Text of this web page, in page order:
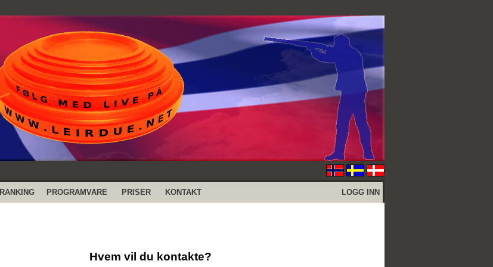
RANKING PROGRAMVARE PRISER KONTAKT LOGG INN
Hvem vil du kontakte?